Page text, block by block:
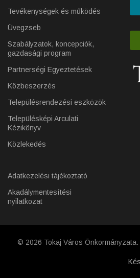
Tevékenységek és működés
Üvegzseb
Szabályzatok, koncepciók,
gazdasági program
Partnerségi Egyeztetések
Közbeszerzés
Településrendezési eszközök
Településképi Arculati
Kézikönyv
Közlekedés
Adatkezelési tájékoztató
Akadálymentesítési
nyilatkozat
© 2026 Tokaj Város Önkormányzata.